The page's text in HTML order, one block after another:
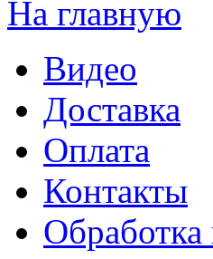
На главную
Видео
Доставка
Оплата
Контакты